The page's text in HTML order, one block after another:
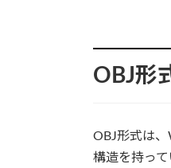
OBJ形
OBJ形式は
構造を持っ